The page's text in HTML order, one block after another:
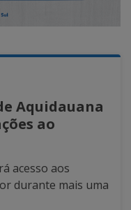
Aquidauana
ao
acesso aos
durante mais uma